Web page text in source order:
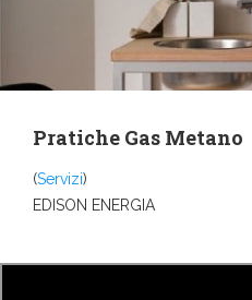
Pratiche Gas Metano
(Servizi)
EDISON ENERGIA